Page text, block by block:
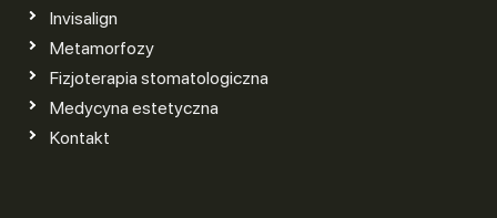
Invisalign
Metamorfozy
Fizjoterapia stomatologiczna
Medycyna estetyczna
Kontakt